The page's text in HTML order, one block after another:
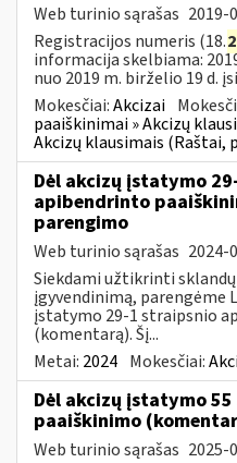
Web turinio sąrašas 2019-
Registracijos numeris (18.2
informacija skelbiama:
nuo 2019 m. birželio 19 d.
Mokesčiai:Akcizai
paaiškinimai » Akcizų
Akcizų klausimais (Raštai,
Dėl akcizų įstatymo
apibendrinto
parengimo
Web turinio sąrašas 2024-
Siekdami užtikrinti sklandų
įgyvendinimą, parengėme
įstatymo 29-1 straipsnio
(komentarą). Šį...
Metai: 2024 Mokesčiai:
Dėl akcizų įstatymo
paaiškinimo
Web turinio sąrašas 2025-